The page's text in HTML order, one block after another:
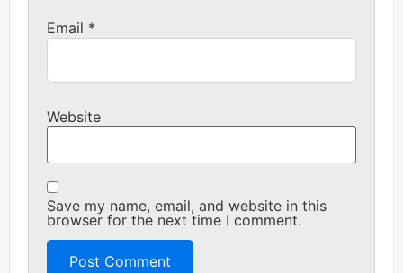
Email *
Website
Save my name, email, and website in this
browser for the next time I comment.